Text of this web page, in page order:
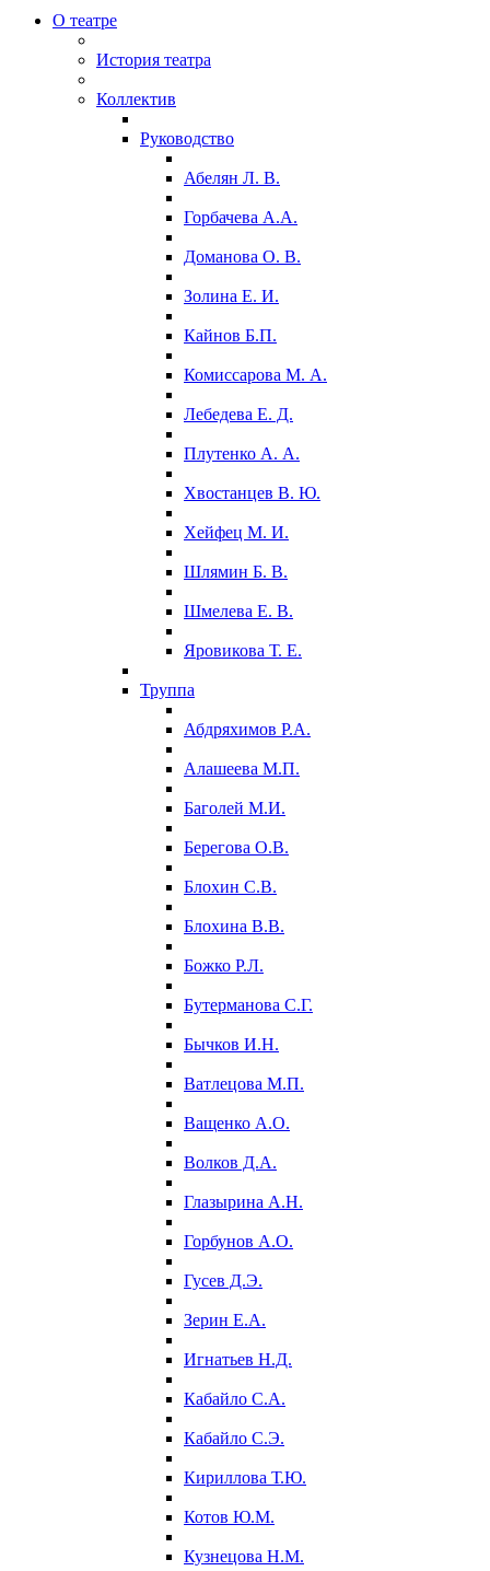
О театре
История театра
Коллектив
Руководство
Абелян Л. В.
Горбачева А.А.
Доманова О. В.
Золина Е. И.
Кайнов Б.П.
Комиссарова М. А.
Лебедева Е. Д.
Плутенко А. А.
Хвостанцев В. Ю.
Хейфец М. И.
Шлямин Б. В.
Шмелева Е. В.
Яровикова Т. Е.
Труппа
Абдряхимов Р.А.
Алашеева М.П.
Баголей М.И.
Берегова О.В.
Блохин С.В.
Блохина В.В.
Божко Р.Л.
Бутерманова С.Г.
Бычков И.Н.
Ватлецова М.П.
Ващенко А.О.
Волков Д.А.
Глазырина А.Н.
Горбунов А.О.
Гусев Д.Э.
Зерин Е.А.
Игнатьев Н.Д.
Кабайло С.А.
Кабайло С.Э.
Кириллова Т.Ю.
Котов Ю.М.
Кузнецова Н.М.